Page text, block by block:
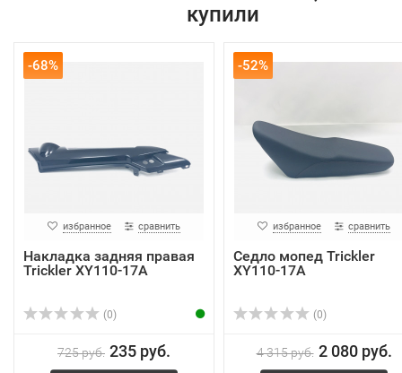
купили
-68%
избранное сравнить
Накладка задняя правая
Trickler XY110-17A
(0)
725 руб. 235 руб.
-52%
избранное сравнить
Седло мопед Trickler
XY110-17A
(0)
4 315 руб. 2 080 руб.